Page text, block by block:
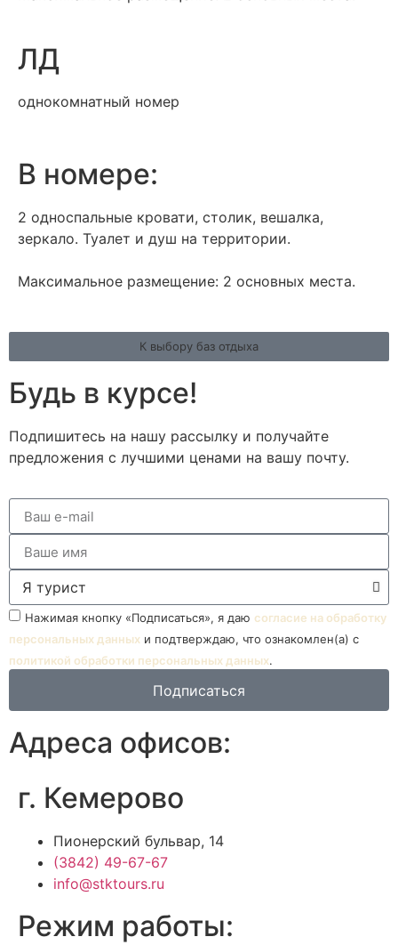
ЛД
однокомнатный номер
В номере:
2 односпальные кровати, столик, вешалка,
зеркало. Туалет и душ на территории.
Максимальное размещение: 2 основных места.
К выбору баз отдыха
Будь в курсе!
Подпишитесь на нашу рассылку и получайте
предложения с лучшими ценами на вашу почту.
Нажимая кнопку «Подписаться», я даю согласие на обработку
персональных данных и подтверждаю, что ознакомлен(а) с
политикой обработки персональных данных.
Подписаться
Адреса офисов:
г. Кемерово
Пионерский бульвар, 14
(3842) 49-67-67
info@stktours.ru
Режим работы: